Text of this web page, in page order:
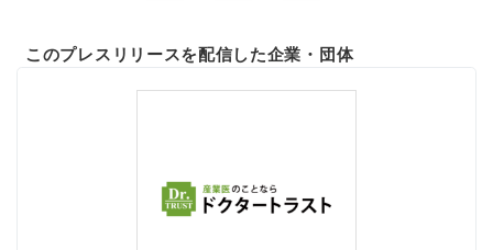
このプレスリリースを配信した企業・団体